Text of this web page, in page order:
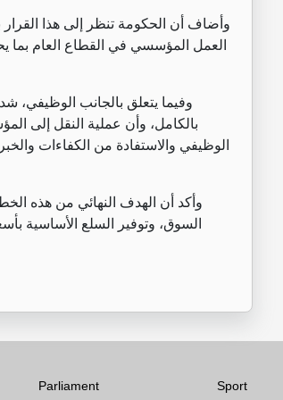
وأضاف أن الحكومة تنظر إلى هذا
العمل المؤسسي في القطاع العام بما
وفيما يتعلق بالجانب الوظيفي،
بالكامل، وأن عملية النقل إلى
الوظيفي والاستفادة من الكفاءات
وأكد أن الهدف النهائي من هذه
السوق، وتوفير السلع الأساسية
Parliament
Sport